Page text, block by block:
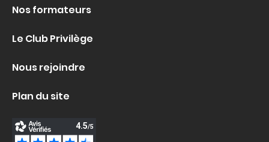
Nos formateurs
Le Club Privilège
Nous rejoindre
Plan du site